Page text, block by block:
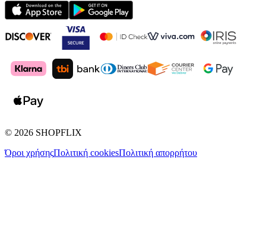
© 2026 SHOPFLIX
Όροι χρήσηςΠολιτική cookiesΠολιτική απορρήτου